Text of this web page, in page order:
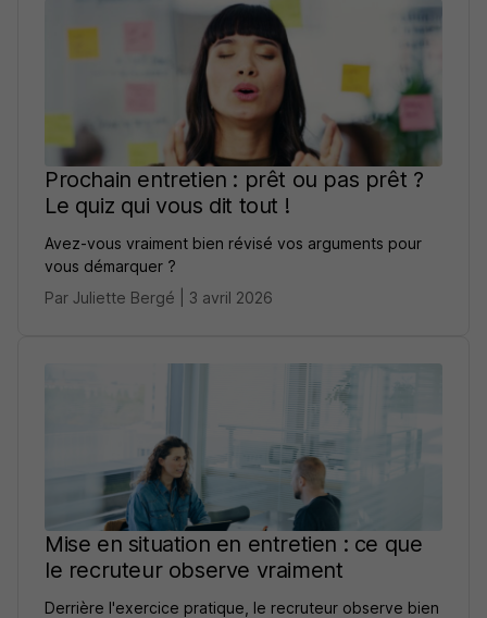
Prochain entretien : prêt ou pas prêt ?
Le quiz qui vous dit tout !
Avez-vous vraiment bien révisé vos arguments pour
vous démarquer ?
Par Juliette Bergé | 3 avril 2026
Mise en situation en entretien : ce que
le recruteur observe vraiment
Derrière l'exercice pratique, le recruteur observe bien